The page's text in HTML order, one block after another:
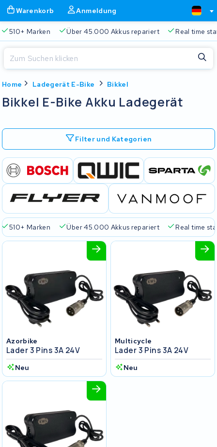
Warenkorb Anmeldung
510+ Marken Über 45.000 Akkus repariert Real time
Home Ladegerät E-Bike Bikkel
Bikkel E-Bike Akku Ladegerät
Filter und Kategorien
510+ Marken Über 45.000 Akkus repariert Real time
Azorbike
Lader 3 Pins 3A 24V
Neu
Multicycle
Lader 3 Pins 3A 24V
Neu
Warenkorb
Immer eine passende Lösung 2 Jahre Garantie
Schließen
Beginnen Sie mit der Eingabe in der Suchleiste, um zu suchen